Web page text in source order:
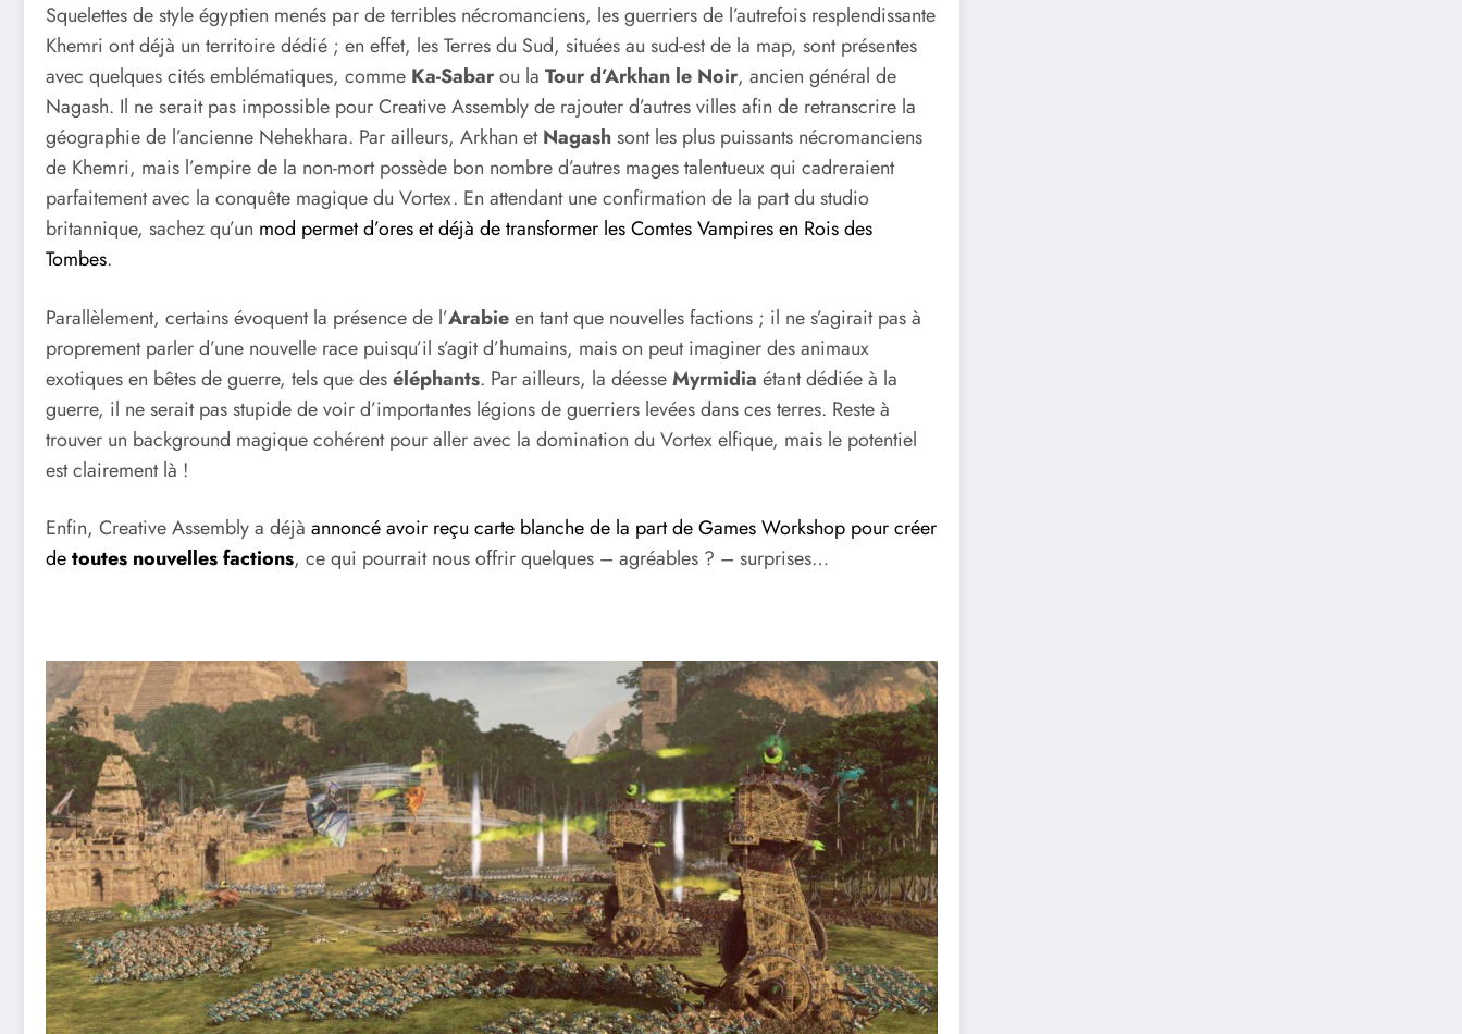
Squelettes de style égyptien menés par de terribles nécromanciens, les guerriers de l’autrefois resplendissante
Khemri ont déjà un territoire dédié ; en effet, les Terres du Sud, situées au sud-est de la map, sont présentes
avec quelques cités emblématiques, comme Ka-Sabarou la Tour d’Arkhan le Noir, ancien général de
Nagash. Il ne serait pas impossible pour Creative Assembly de rajouter d’autres villes afin de retranscrire la
géographie de l’ancienne Nehekhara. Par ailleurs, Arkhan etNagashsont les plus puissants nécromanciens
de Khemri, mais l’empire de la non-mort possède bon nombre d’autres mages talentueux qui cadreraient
parfaitement avec la conquête magique du Vortex. En attendant une confirmation de la part du studio
britannique, sachez qu’un mod permet d’ores et déjà de transformer les Comtes Vampires en Rois des
Tombes.
Parallèlement, certains évoquent la présence de l’Arabieen tant que nouvelles factions ; il ne s’agirait pas à
proprement parler d’une nouvelle race puisqu’il s’agit d’humains, mais on peut imaginer des animaux
exotiques en bêtes de guerre, tels que deséléphants. Par ailleurs, la déesseMyrmidia étant dédiée à la
guerre, il ne serait pas stupide de voir d’importantes légions de guerriers levées dans ces terres. Reste à
trouver un background magique cohérent pour aller avec la domination du Vortex elfique, mais le potentiel
est clairement là !
Enfin, Creative Assembly a déjà annoncé avoir reçu carte blanche de la part de Games Workshop pour créer
detoutes nouvelles factions, ce qui pourrait nous offrir quelques – agréables ? – surprises…